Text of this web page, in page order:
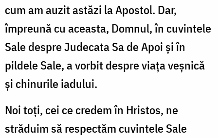
cum am auzit astăzi la Apostol. Dar,
împreună cu aceasta, Domnul, în cuvintele
Sale despre Judecata Sa de Apoi şi în
pildele Sale, a vorbit despre viaţa veşnică
şi chinurile iadului.
Noi toţi, cei ce credem în Hristos, ne
străduim să respectăm cuvintele Sale